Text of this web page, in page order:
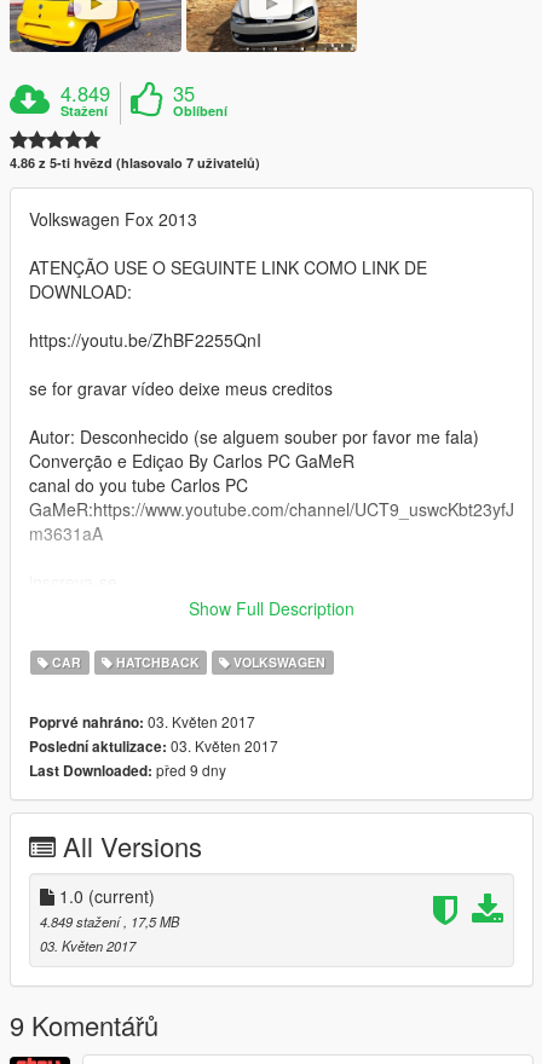
4.849
Stažení
35
Oblíbení
4.86 z 5-ti hvězd (hlasovalo 7 uživatelů)
Volkswagen Fox 2013
ATENÇÃO USE O SEGUINTE LINK COMO LINK DE
DOWNLOAD:
https://youtu.be/ZhBF2255QnI
se for gravar vídeo deixe meus creditos
Autor: Desconhecido (se alguem souber por favor me fala)
Converção e Ediçao By Carlos PC GaMeR
canal do you tube Carlos PC
GaMeR:https://www.youtube.com/channel/UCT9_uswcKbt23yfJ
m3631aA
substitui o carro :blista
\update\x64\dlcpacks\patchday1ng\dlc.rpf\x64\levels\gta5\vehic
les.rpf\
Peço educação, respeite o trabalho dos outros...
OBRIGADO POR BAIXAREM
Show Full Description
CAR HATCHBACK VOLKSWAGEN
Poprvé nahráno: 03. Květen 2017
Poslední aktulizace: 03. Květen 2017
Last Downloaded: před 9 dny
All Versions
1.0 (current)
4.849 stažení, 17,5 MB
03. Květen 2017
9 Komentářů